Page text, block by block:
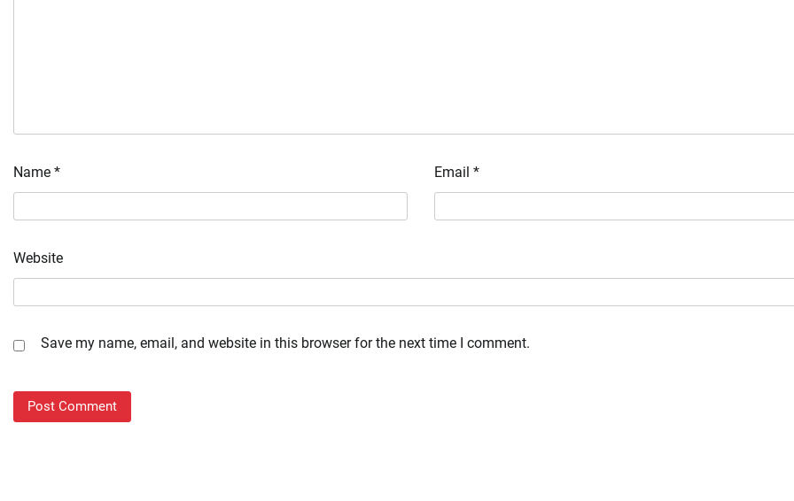
Name * Email *
Website
Save my name, email, and website in this browser for the next time I comment.